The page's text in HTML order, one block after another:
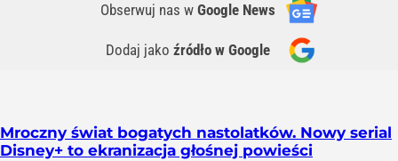
Obserwuj nas w Google News
Dodaj jako źródło w Google
Mroczny świat bogatych nastolatków. Nowy serial
Disney+ to ekranizacja głośnej powieści